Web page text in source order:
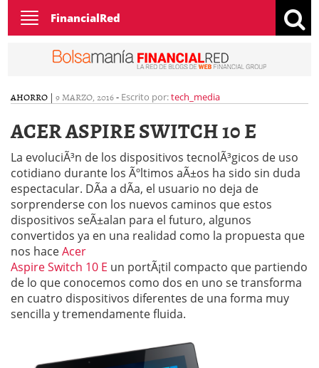
Toggle
navigation
FinancialRed
AHORRO | 9 MARZO, 2016- Escrito por:tech_media
ACER ASPIRE SWITCH 10 E
La evoluciÃ³n de los dispositivos tecnolÃ³gicos de uso
cotidiano durante los Ãºltimos aÃ±os ha sido sin duda
espectacular. DÃ­a a dÃ­a, el usuario no deja de
sorprenderse con los nuevos caminos que estos
dispositivos seÃ±alan para el futuro, algunos
convertidos ya en una realidad como la propuesta que
nos haceAcer
Aspire Switch 10 E un portÃ¡til compacto que partiendo
de lo que conocemos como dos en uno se transforma
en cuatro dispositivos diferentes de una forma muy
sencilla y tremendamente fluida.